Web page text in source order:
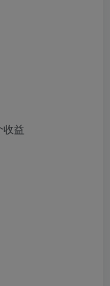
收益